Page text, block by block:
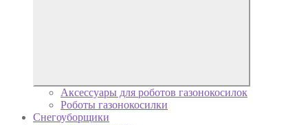
Аксессуары для роботов газонокосилок
Роботы газонокосилки
Снегоуборщики